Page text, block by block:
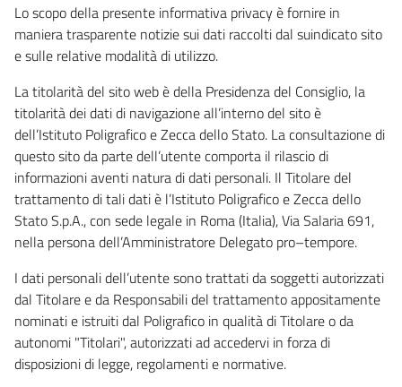
Lo scopo della presente informativa privacy è fornire in
maniera trasparente notizie sui dati raccolti dal suindicato sito
e sulle relative modalità di utilizzo.
La titolarità del sito web è della Presidenza del Consiglio, la
titolarità dei dati di navigazione all’interno del sito è
dell’Istituto Poligrafico e Zecca dello Stato. La consultazione di
questo sito da parte dell’utente comporta il rilascio di
informazioni aventi natura di dati personali. Il Titolare del
trattamento di tali dati è l’Istituto Poligrafico e Zecca dello
Stato S.p.A., con sede legale in Roma (Italia), Via Salaria 691,
nella persona dell’Amministratore Delegato pro–tempore.
I dati personali dell’utente sono trattati da soggetti autorizzati
dal Titolare e da Responsabili del trattamento appositamente
nominati e istruiti dal Poligrafico in qualità di Titolare o da
autonomi "Titolari", autorizzati ad accedervi in forza di
disposizioni di legge, regolamenti e normative.